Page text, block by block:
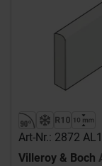
Art-Nr.: 2872
Villeroy & Boch